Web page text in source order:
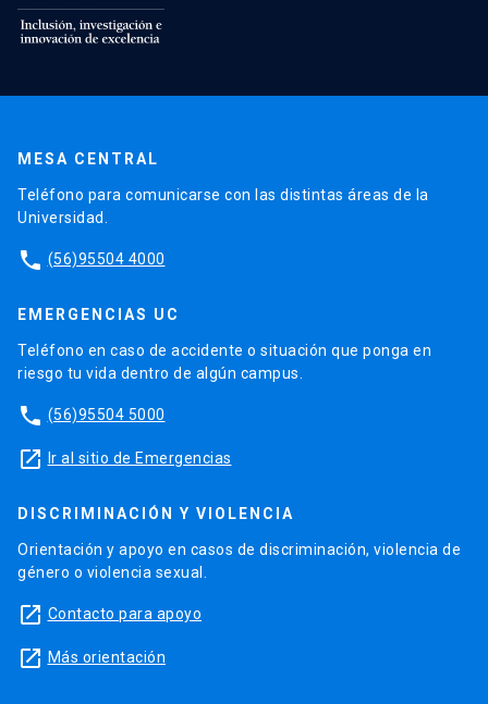
MESA CENTRAL
Teléfono para comunicarse con las distintas áreas de la
Universidad.
phone (56)95504 4000
EMERGENCIAS UC
Teléfono en caso de accidente o situación que ponga en
riesgo tu vida dentro de algún campus.
phone (56)95504 5000
launch Ir al sitio de Emergencias
DISCRIMINACIÓN Y VIOLENCIA
Orientación y apoyo en casos de discriminación, violencia de
género o violencia sexual.
launch Contacto para apoyo
launch Más orientación